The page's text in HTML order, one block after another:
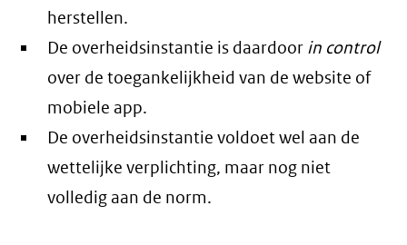
herstellen.
De overheidsinstantie is daardoor in control
over de toegankelijkheid van de website of
mobiele app.
De overheidsinstantie voldoet wel aan de
wettelijke verplichting, maar nog niet
volledig aan de norm.